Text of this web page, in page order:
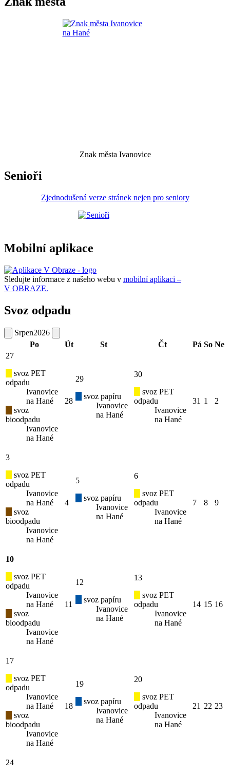
Znak města Ivanovice
Senioři
Zjednodušená verze stránek nejen pro seniory
Mobilní aplikace
Sledujte informace z našeho webu v mobilní aplikaci –
V OBRAZE.
Svoz odpadu
Srpen2026
Po
Út St Čt Pá So Ne
27
svoz PET
odpadu
Ivanovice
na Hané
svoz
bioodpadu
Ivanovice
na Hané
28
29
svoz papíru
Ivanovice
na Hané
30
svoz PET
odpadu
Ivanovice
na Hané
31 1 2
3
svoz PET
odpadu
Ivanovice
na Hané
svoz
bioodpadu
Ivanovice
na Hané
4
5
svoz papíru
Ivanovice
na Hané
6
svoz PET
odpadu
Ivanovice
na Hané
7 8 9
10
svoz PET
odpadu
Ivanovice
na Hané
svoz
bioodpadu
Ivanovice
na Hané
11
12
svoz papíru
Ivanovice
na Hané
13
svoz PET
odpadu
Ivanovice
na Hané
14 15 16
17
svoz PET
odpadu
Ivanovice
na Hané
svoz
bioodpadu
Ivanovice
na Hané
18
19
svoz papíru
Ivanovice
na Hané
20
svoz PET
odpadu
Ivanovice
na Hané
21 22 23
24